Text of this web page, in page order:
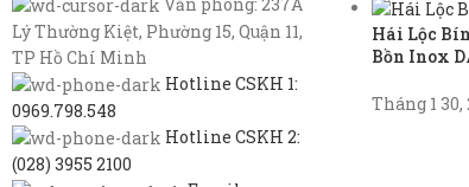
Lý Thường Kiệt, Phường 15, Quận 11,
TP Hồ Chí Minh
Hotline CSKH 1:
0969.798.548
Hotline CSKH 2:
(028) 3955 2100
Hái Lộc
Bồn Inox
Tháng 1 30,